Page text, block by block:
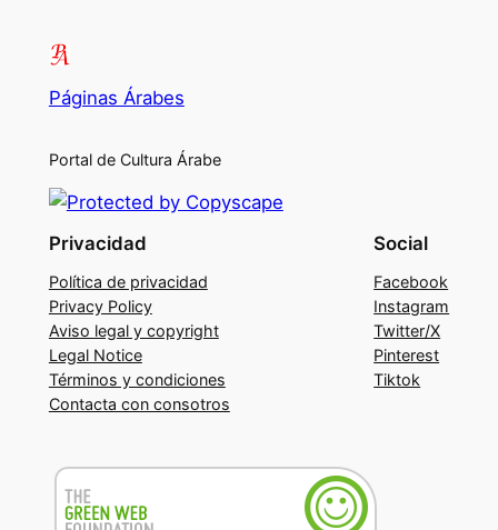
Páginas Árabes
Portal de Cultura Árabe
Privacidad
Política de privacidad
Privacy Policy
Aviso legal y copyright
Legal Notice
Términos y condiciones
Contacta con consotros
Social
Facebook
Instagram
Twitter/X
Pinterest
Tiktok